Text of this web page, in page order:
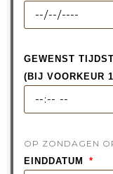
GEWENST
(BIJ VOORKEUR
OP ZONDAGEN
EINDDATUM